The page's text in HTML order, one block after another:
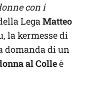
con i
LegaMatteo
la kermesse di
domanda di un
al Colleè